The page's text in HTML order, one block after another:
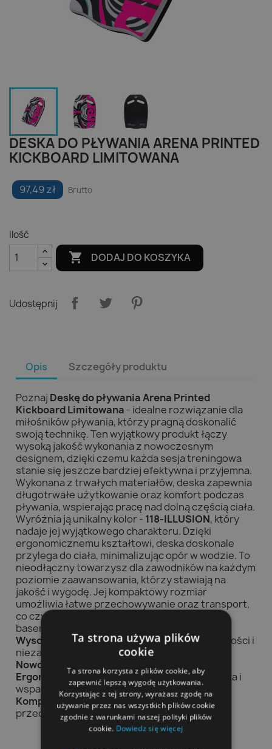
DESKA DO PŁYWANIA ARENA PRINTED
KICKBOARD LIMITOWANA
97,49 zł Brutto
Ilość
 DODAJ DO KOSZYKA
Udostępnij
Opis Szczegóły produktu
Poznaj Deskę do pływania Arena Printed
Kickboard Limitowana - idealne rozwiązanie dla
miłośników pływania, którzy pragną doskonalić
swoją technikę. Ten wyjątkowy produkt łączy
wysoką jakość wykonania z nowoczesnym
designem, dzięki czemu każda sesja treningowa
stanie się jeszcze bardziej efektywna i przyjemna.
Wykonana z trwałych materiałów, deska zapewnia
długotrwałe użytkowanie oraz komfort podczas
pływania, wspierając pracę nad dolną częścią ciała.
Wyróżnia ją unikalny kolor - 118-ILLUSION, który
nadaje jej wyjątkowego charakteru. Dzięki
ergonomicznemu kształtowi, deska doskonale
przylega do ciała, minimalizując opór w wodzie. To
nieodłączny towarzysz dla zawodników na każdym
poziomie zaawansowania, którzy stawiają na
jakość i wygodę. Jej kompaktowy rozmiar
umożliwia łatwe przechowywanie oraz transport,
co czyni ją doskonałym wyborem na każdy
basenowy trening.
Wysoka jakość materiałów- gwarancja trwałości i
niezawodności
Nowoczesny design
- wyróżnij się na basenie
Ergonomiczny kształt- lepsza hydrodynamika i
wsparcie w treningu
Kompaktowy rozmiar- łatwość transportu i
przechowywania
Ta strona używa plików
cookie
Ta strona korzysta z plików cookie, aby
zapewnić lepszą wygodę użytkowania.
Korzystając z tej strony, wyrażasz zgodę na
używanie przez nas wszystkich plików cookie
zgodnie z warunkami naszej polityki plików
cookie. Dowiedz się więcej